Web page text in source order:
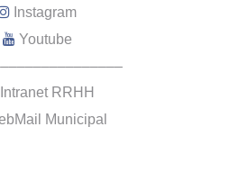
Instagram
Youtube
Intranet RRHH
Municipal